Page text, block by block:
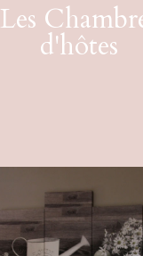
Les
d'hôtes